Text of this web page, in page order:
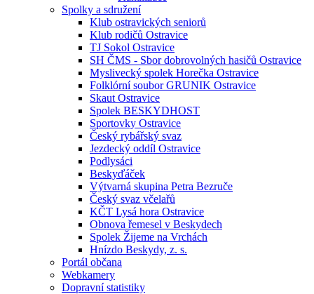
Spolky a sdružení
Klub ostravických seniorů
Klub rodičů Ostravice
TJ Sokol Ostravice
SH ČMS - Sbor dobrovolných hasičů Ostravice
Myslivecký spolek Horečka Ostravice
Folklórní soubor GRUNIK Ostravice
Skaut Ostravice
Spolek BESKYDHOST
Sportovky Ostravice
Český rybářský svaz
Jezdecký oddíl Ostravice
Podlysáci
Beskyďáček
Výtvarná skupina Petra Bezruče
Český svaz včelařů
KČT Lysá hora Ostravice
Obnova řemesel v Beskydech
Spolek Žijeme na Vrchách
Hnízdo Beskydy, z. s.
Portál občana
Webkamery
Dopravní statistiky